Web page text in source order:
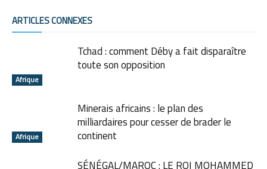
ARTICLES CONNEXES
Afrique
Tchad : comment Déby a fait disparaître
toute son opposition
Afrique
Minerais africains : le plan des
milliardaires pour cesser de brader le
continent
SÉNÉGAL/MAROC : LE ROI MOHAMMED